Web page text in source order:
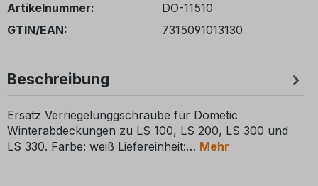
Artikelnummer:
DO-11510
GTIN/EAN:
7315091013130
Beschreibung
Ersatz Verriegelunggschraube für Dometic
Winterabdeckungen zu LS 100, LS 200, LS 300 und
LS 330. Farbe: weiß Liefereinheit: Mehr